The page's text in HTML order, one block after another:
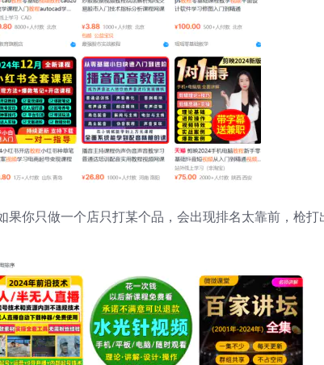
你只做一个店只打某个品，会出现排名太靠前，枪打